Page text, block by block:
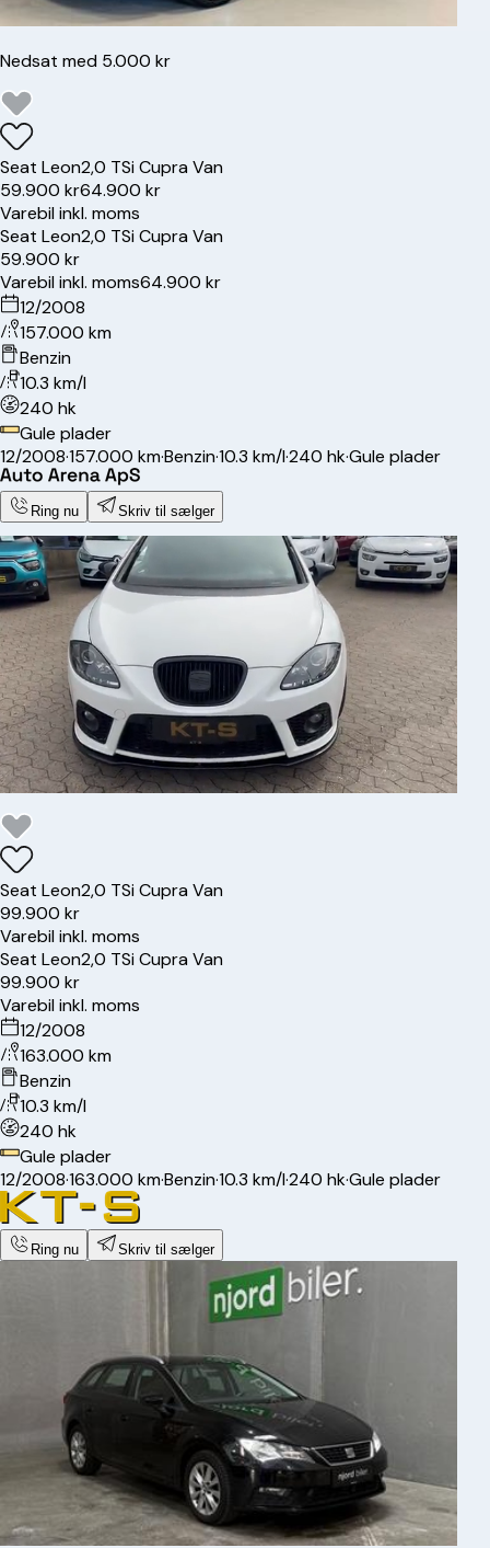
Nedsat med 5.000 kr
Seat Leon2,0 TSi Cupra Van
59.900 kr64.900 kr
Varebil inkl. moms
Seat Leon2,0 TSi Cupra Van
59.900 kr
Varebil inkl. moms64.900 kr
12/2008
157.000 km
Benzin
10.3 km/l
240 hk
Gule plader
12/2008·157.000 km·Benzin·10.3 km/l·240 hk·Gule plader
Ring nu Skriv til sælger
Seat Leon2,0 TSi Cupra Van
99.900 kr
Varebil inkl. moms
Seat Leon2,0 TSi Cupra Van
99.900 kr
Varebil inkl. moms
12/2008
163.000 km
Benzin
10.3 km/l
240 hk
Gule plader
12/2008·163.000 km·Benzin·10.3 km/l·240 hk·Gule plader
Ring nu Skriv til sælger